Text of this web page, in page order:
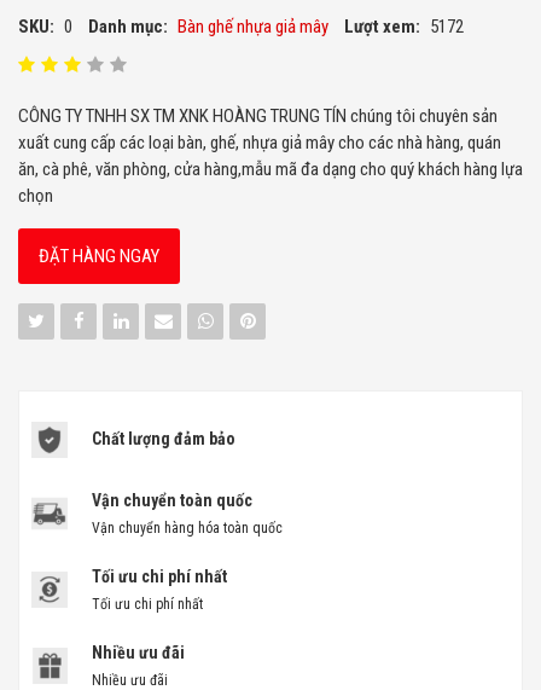
SKU: 0 Danh mục: Bàn ghế nhựa giả mây Lượt xem: 5172
CÔNG TY TNHH SX TM XNK HOÀNG TRUNG TÍN chúng tôi chuyên sản
xuất cung cấp các loại bàn, ghế, nhựa giả mây cho các nhà hàng, quán
ăn, cà phê, văn phòng, cửa hàng,mẫu mã đa dạng cho quý khách hàng lựa
chọn
ĐẶT HÀNG NGAY
Chất lượng đảm bảo
Vận chuyển toàn quốc
Vận chuyển hàng hóa toàn quốc
Tối ưu chi phí nhất
Tối ưu chi phí nhất
Nhiều ưu đãi
Nhiều ưu đãi